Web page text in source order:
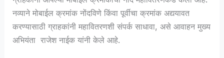
नव्याने मोबाईल क्रमांक नोंदविणे किंवा पूर्वीचा क्रमांक अद्ययावत
करण्यासाठी ग्राहकांनी महावितरणशी संपर्क साधावा, असे आवाहन मुख्य
अभियंता राजेश नाईक यांनी केले आहे.